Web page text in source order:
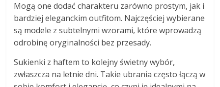
Mogą one dodać charakteru zarówno prostym, jak i
bardziej eleganckim outfitom. Najczęściej wybierane
są modele z subtelnymi wzorami, które wprowadzą
odrobinę oryginalności bez przesady.
Sukienki z haftem to kolejny świetny wybór,
zwłaszcza na letnie dni. Takie ubrania często łączą w